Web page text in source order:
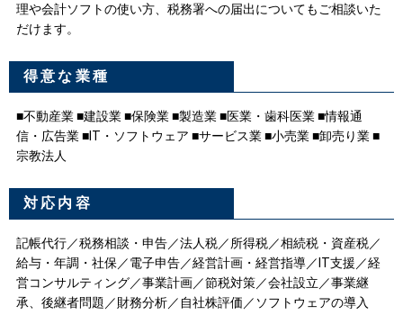
理や会計ソフトの使い方、税務署への届出についてもご相談いた
だけます。
得意な業種
■不動産業 ■建設業 ■保険業 ■製造業 ■医業・歯科医業 ■情報通
信・広告業 ■IT・ソフトウェア ■サービス業 ■小売業 ■卸売り業 ■
宗教法人
対応内容
記帳代行／税務相談・申告／法人税／所得税／相続税・資産税／
給与・年調・社保／電子申告／経営計画・経営指導／IT支援／経
営コンサルティング／事業計画／節税対策／会社設立／事業継
承、後継者問題／財務分析／自社株評価／ソフトウェアの導入